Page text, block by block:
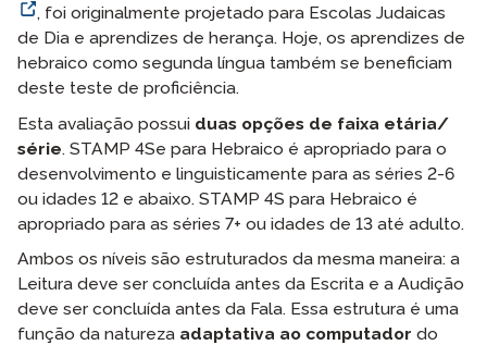
, foi originalmente projetado para Escolas Judaicas
de Dia e aprendizes de herança. Hoje, os aprendizes de
hebraico como segunda língua também se beneficiam
deste teste de proficiência.
Esta avaliação possui duas opções de faixa etária/
série. STAMP 4Se para Hebraico é apropriado para o
desenvolvimento e linguisticamente para as séries 2-6
ou idades 12 e abaixo. STAMP 4S para Hebraico é
apropriado para as séries 7+ ou idades de 13 até adulto.
Ambos os níveis são estruturados da mesma maneira: a
Leitura deve ser concluída antes da Escrita e a Audição
deve ser concluída antes da Fala. Essa estrutura é uma
função da natureza adaptativa ao computador do